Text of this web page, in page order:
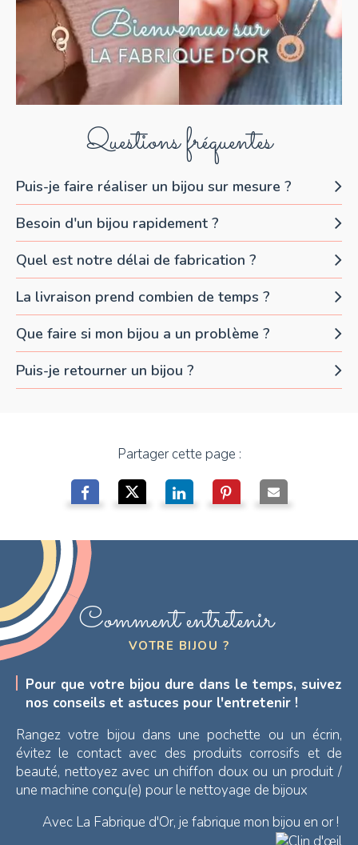
Questions fréquentes
Puis-je faire réaliser un bijou sur mesure ?
Besoin d'un bijou rapidement ?
Quel est notre délai de fabrication ?
La livraison prend combien de temps ?
Que faire si mon bijou a un problème ?
Puis-je retourner un bijou ?
Partager cette page :
Comment entretenir
VOTRE BIJOU ?
Pour que votre bijou dure dans le temps, suivez
nos conseils et astuces pour l'entretenir !
Rangez votre bijou dans une pochette ou un écrin,
évitez le contact avec des produits corrosifs et de
beauté, nettoyez avec un chiffon doux ou un produit /
une machine conçu(e) pour le nettoyage de bijoux
Avec La Fabrique d'Or, je fabrique mon bijou en or !